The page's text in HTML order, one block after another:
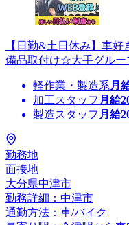
【日勤&土日休み】車
備品取付け☆大手グルー
軽作業・製造系 月
加工スタッフ 月給
製造スタッフ 月給
勤務地
面接地
大分県中津市
勤務詳細：中津市
通勤方法：車/バイク